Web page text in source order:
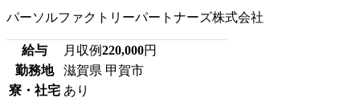
パーソルファクトリーパートナーズ株式会社
給与 月収例220,000円
勤務地
滋賀県 甲賀市
寮・社宅 あり